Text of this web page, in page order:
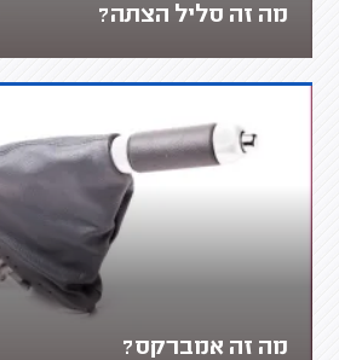
מה זה סליל הצתה?
מה זה אמברקס?